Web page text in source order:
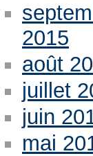
2015
août
juillet
juin
mai